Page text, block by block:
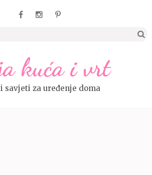
kuća i vrt
savjeti za uređenje doma